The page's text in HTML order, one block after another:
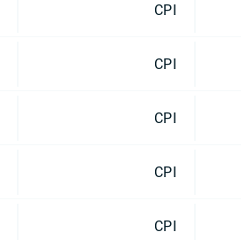
CPI
CPI
CPI
CPI
CPI